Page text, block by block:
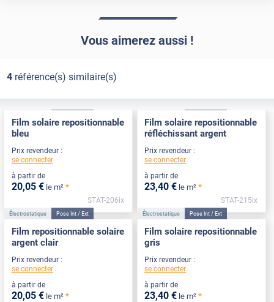
Vous aimerez aussi !
4référence(s) similaire(s)
Film solaire repositionnable
bleu
Prix revendeur :
se connecter
à partir de
20,05 € le m² *
STAT-206ix
Film solaire repositionnable
réfléchissant argent
Prix revendeur :
se connecter
à partir de
23,40 € le m² *
STAT-215ix
Électrostatique Pose Int / Ext
Film repositionnable solaire
argent clair
Prix revendeur :
se connecter
à partir de
20,05 € le m² *
Électrostatique Pose Int / Ext
Film solaire repositionnable
gris
Prix revendeur :
se connecter
à partir de
23,40 € le m² *